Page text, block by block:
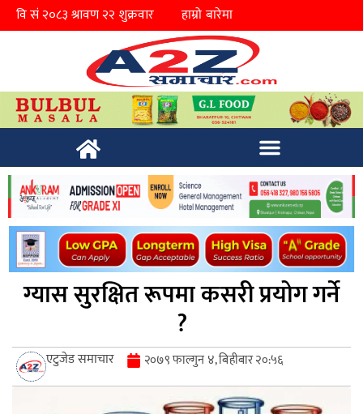
हाम्रो बारेमा
ग्यास सुरक्षित रूपमा कसरी प्रयोग गर्ने
?
एटुजेड समाचार २०७९ फाल्गुन ४, बिहीबार २०:५६